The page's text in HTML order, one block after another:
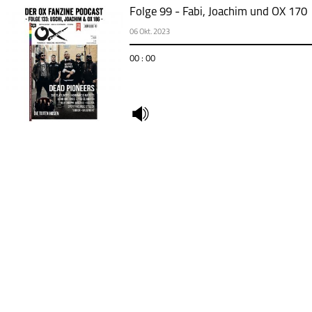
Folge 99 - Fabi, Joachim und OX 170
06 Okt. 2023
00 : 00